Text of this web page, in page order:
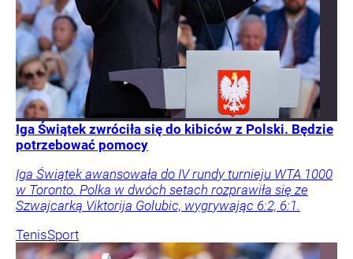
Iga Świątek zwróciła się do kibiców z Polski. Będzie
potrzebować pomocy
Iga Świątek awansowała do IV rundy turnieju WTA 1000
w Toronto. Polka w dwóch setach rozprawiła się ze
Szwajcarką Viktorija Golubic, wygrywając 6:2, 6:1.
TenisSport